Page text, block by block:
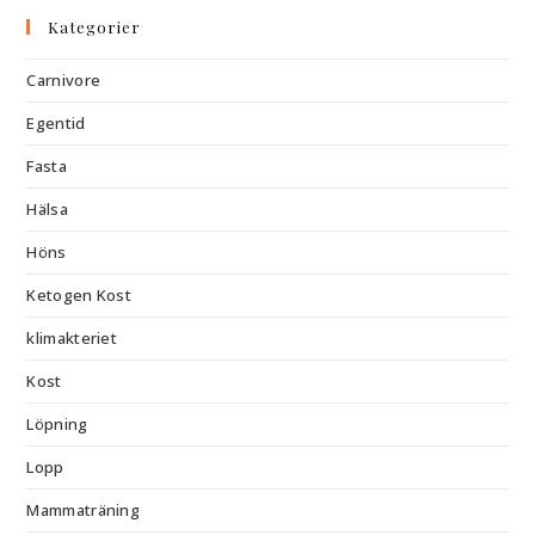
Kategorier
Carnivore
Egentid
Fasta
Hälsa
Höns
Ketogen Kost
klimakteriet
Kost
Löpning
Lopp
Mammaträning